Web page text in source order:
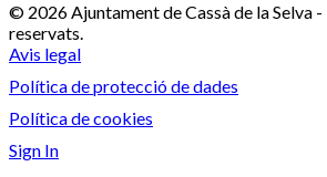
© 2026 Ajuntament de Cassà de la Selva
reservats.
Avis legal
Política de protecció de dades
Política de cookies
Sign In